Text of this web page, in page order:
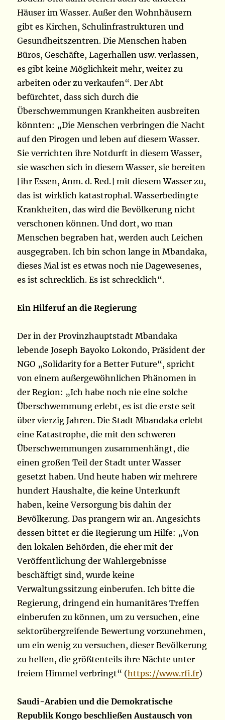
Häuser im Wasser. Außer den Wohnhäusern
gibt es Kirchen, Schulinfrastrukturen und
Gesundheitszentren. Die Menschen haben
Büros, Geschäfte, Lagerhallen usw. verlassen,
es gibt keine Möglichkeit mehr, weiter zu
arbeiten oder zu verkaufen“. Der Abt
befürchtet, dass sich durch die
Überschwemmungen Krankheiten ausbreiten
könnten: „Die Menschen verbringen die Nacht
auf den Pirogen und leben auf diesem Wasser.
Sie verrichten ihre Notdurft in diesem Wasser,
sie waschen sich in diesem Wasser, sie bereiten
[ihr Essen, Anm. d. Red.] mit diesem Wasser zu,
das ist wirklich katastrophal. Wasserbedingte
Krankheiten, das wird die Bevölkerung nicht
verschonen können. Und dort, wo man
Menschen begraben hat, werden auch Leichen
ausgegraben. Ich bin schon lange in Mbandaka,
dieses Mal ist es etwas noch nie Dagewesenes,
es ist schrecklich. Es ist schrecklich“.
Ein Hilferuf an die Regierung
Der in der Provinzhauptstadt Mbandaka
lebende Joseph Bayoko Lokondo, Präsident der
NGO „Solidarity for a Better Future“, spricht
von einem außergewöhnlichen Phänomen in
der Region: „Ich habe noch nie eine solche
Überschwemmung erlebt, es ist die erste seit
über vierzig Jahren. Die Stadt Mbandaka erlebt
eine Katastrophe, die mit den schweren
Überschwemmungen zusammenhängt, die
einen großen Teil der Stadt unter Wasser
gesetzt haben. Und heute haben wir mehrere
hundert Haushalte, die keine Unterkunft
haben, keine Versorgung bis dahin der
Bevölkerung. Das prangern wir an. Angesichts
dessen bittet er die Regierung um Hilfe: „Von
den lokalen Behörden, die eher mit der
Veröffentlichung der Wahlergebnisse
beschäftigt sind, wurde keine
Verwaltungssitzung einberufen. Ich bitte die
Regierung, dringend ein humanitäres Treffen
einberufen zu können, um zu versuchen, eine
sektorübergreifende Bewertung vorzunehmen,
um ein wenig zu versuchen, dieser Bevölkerung
zu helfen, die größtenteils ihre Nächte unter
freiem Himmel verbringt“ (https://www.rfi.fr)
Saudi-Arabien und die Demokratische
Republik Kongo beschließen Austausch von